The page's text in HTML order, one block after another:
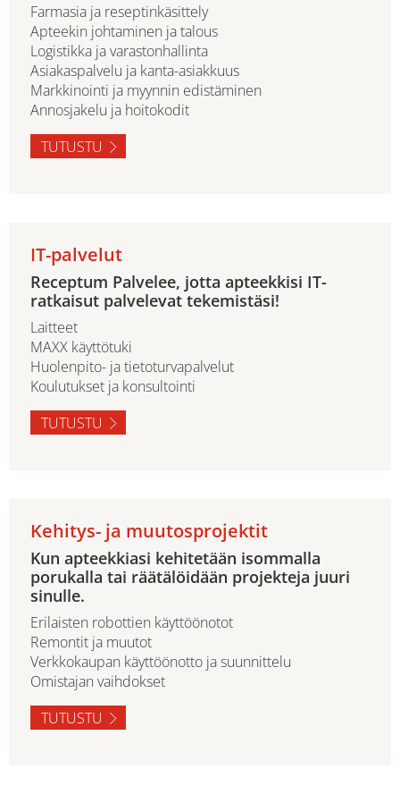
Farmasia ja reseptinkäsittely
Apteekin johtaminen ja talous
Logistikka ja varastonhallinta
Asiakaspalvelu ja kanta-asiakkuus
Markkinointi ja myynnin edistäminen
Annosjakelu ja hoitokodit
TUTUSTU
IT-palvelut
Receptum Palvelee, jotta apteekkisi IT-
ratkaisut palvelevat tekemistäsi!
Laitteet
MAXX käyttötuki
Huolenpito- ja tietoturvapalvelut
Koulutukset ja konsultointi
TUTUSTU
Kehitys- ja muutosprojektit
Kun apteekkiasi kehitetään isommalla
porukalla tai räätälöidään projekteja juuri
sinulle.
Erilaisten robottien käyttöönotot
Remontit ja muutot
Verkkokaupan käyttöönotto ja suunnittelu
Omistajan vaihdokset
TUTUSTU